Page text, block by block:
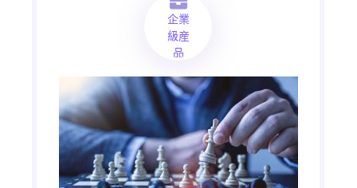
企業
級産
品